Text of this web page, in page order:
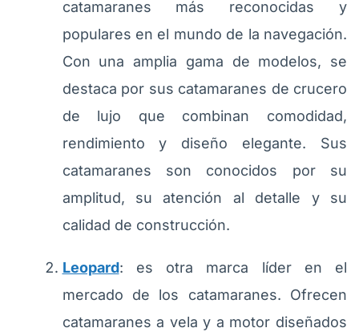
catamaranes más reconocidas y
populares en el mundo de la navegación.
Con una amplia gama de modelos, se
destaca por sus catamaranes de crucero
de lujo que combinan comodidad,
rendimiento y diseño elegante. Sus
catamaranes son conocidos por su
amplitud, su atención al detalle y su
calidad de construcción.
Leopard: es otra marca líder en el
mercado de los catamaranes. Ofrecen
catamaranes a vela y a motor diseñados